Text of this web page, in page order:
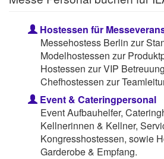
Hostessen für
Messehostess Berlin zur
Modelhostessen zur
Hostessen zur VIP
Chefhostessen zur
Event & Cateringpersonal
Event Aufbauhelfer,
Kellnerinnen & Kellner,
Kongresshostessen, sowie
Garderobe & Empfang.